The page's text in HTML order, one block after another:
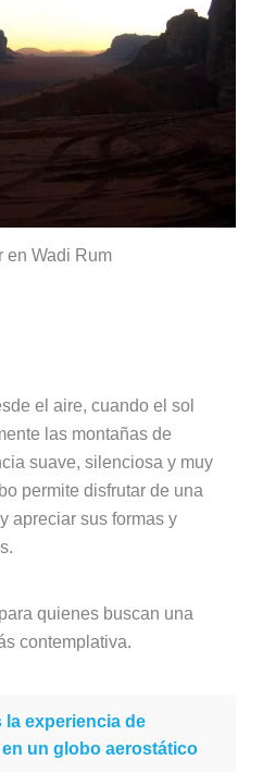
en Wadi Rum
el aire, cuando el sol
las montañas de
suave, silenciosa y muy
permite disfrutar de una
apreciar sus formas y
quienes buscan una
contemplativa.
la experiencia de
un globo aerostático